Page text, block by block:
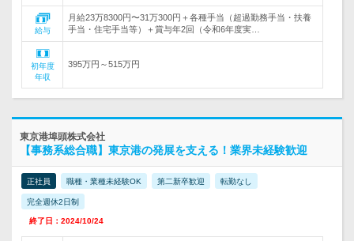
給与
月給23万8300円〜31万300円＋各種手当（超過勤務手当・扶養
手当・住宅手当等）＋賞与年2回（令和6年度実…
初年度
年収
395万円～515万円
東京港埠頭株式会社
【事務系総合職】東京港の発展を支える！業界未経験歓迎
正社員 職種・業種未経験OK 第二新卒歓迎 転勤なし
完全週休2日制
終了日：2024/10/24